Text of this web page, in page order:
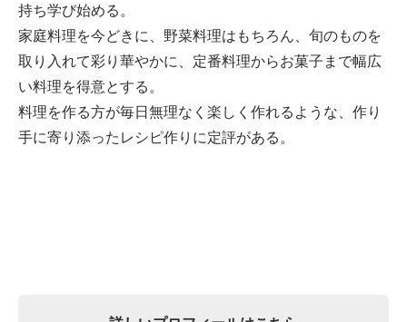
持ち学び始める。
家庭料理を今どきに、野菜料理はもちろん、旬のものを
取り入れて彩り華やかに、定番料理からお菓子まで幅広
い料理を得意とする。
料理を作る方が毎日無理なく楽しく作れるような、作り
手に寄り添ったレシピ作りに定評がある。